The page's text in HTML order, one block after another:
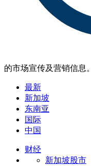
的市场宣传及营销信息。
最新
新加坡
东南亚
国际
中国
财经
新加坡股市